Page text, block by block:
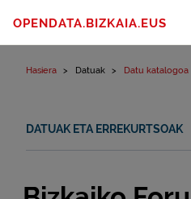
OPENDATA.BIZKAIA.EUS
Hasiera Datuak Datu katalogoa
DATUAK ETA ERREKURTSOAK